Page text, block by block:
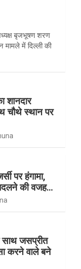
बृजभूषण शरण
मामले में दिल्ली की
शानदार
चौथे स्थान पर
पर हंगामा,
की वजह…
साथ जसप्रीत
करने वाले बने